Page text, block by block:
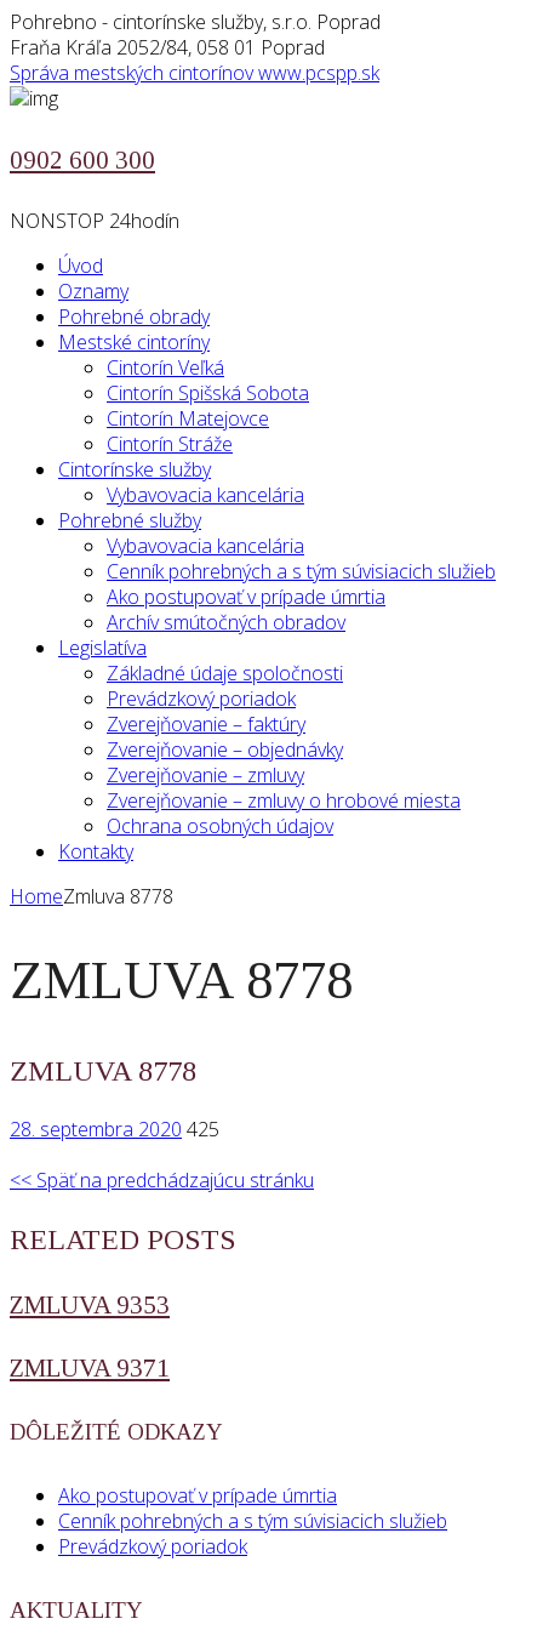
Pohrebno - cintorínske služby, s.r.o. Poprad
Fraňa Kráľa 2052/84, 058 01 Poprad
Správa mestských cintorínovwww.pcspp.sk
0902 600 300
NONSTOP 24hodín
Úvod
Oznamy
Pohrebné obrady
Mestské cintoríny
Cintorín Veľká
Cintorín Spišská Sobota
Cintorín Matejovce
Cintorín Stráže
Cintorínske služby
Vybavovacia kancelária
Pohrebné služby
Vybavovacia kancelária
Cenník pohrebných a s tým súvisiacich služieb
Ako postupovať v prípade úmrtia
Archív smútočných obradov
Legislatíva
Základné údaje spoločnosti
Prevádzkový poriadok
Zverejňovanie – faktúry
Zverejňovanie – objednávky
Zverejňovanie – zmluvy
Zverejňovanie – zmluvy o hrobové miesta
Ochrana osobných údajov
Kontakty
HomeZmluva 8778
ZMLUVA 8778
ZMLUVA 8778
28. septembra 2020 425
<< Späť na predchádzajúcu stránku
RELATED POSTS
ZMLUVA 9353
ZMLUVA 9371
DÔLEŽITÉ ODKAZY
Ako postupovať v prípade úmrtia
Cenník pohrebných a s tým súvisiacich služieb
Prevádzkový poriadok
AKTUALITY